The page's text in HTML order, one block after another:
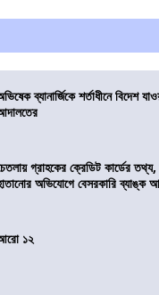
ব্যানার্জিকে শর্তাধীনে বিদেশ
গ্রাহকের ক্রেডিট কার্ডের
অভিযোগে বেসরকারি ব্যাঙ্ক
১২